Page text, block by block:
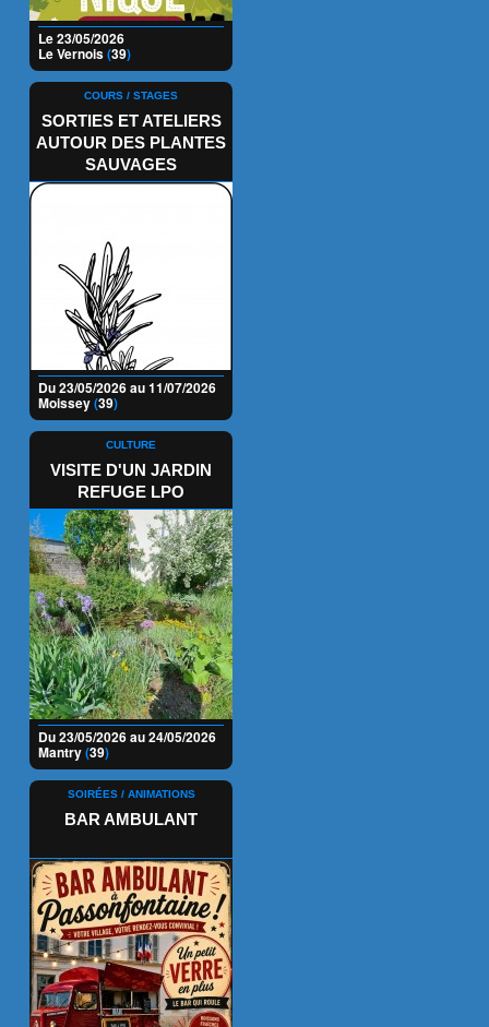
Le 23/05/2026
Le Vernois(39)
COURS / STAGES
SORTIES ET ATELIERS
AUTOUR DES PLANTES
SAUVAGES
Du 23/05/2026 au 11/07/2026
Moissey(39)
CULTURE
VISITE D'UN JARDIN
REFUGE LPO
Du 23/05/2026 au 24/05/2026
Mantry(39)
SOIRÉES / ANIMATIONS
BAR AMBULANT